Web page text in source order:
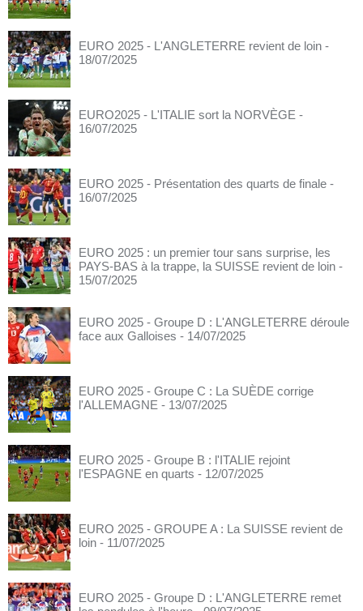
EURO 2025 - L'ANGLETERRE revient de loin -
18/07/2025
EURO2025 - L'ITALIE sort la NORVÈGE -
16/07/2025
EURO 2025 - Présentation des quarts de finale -
16/07/2025
EURO 2025 : un premier tour sans surprise, les
PAYS-BAS à la trappe, la SUISSE revient de loin -
15/07/2025
EURO 2025 - Groupe D : L'ANGLETERRE déroule
face aux Galloises - 14/07/2025
EURO 2025 - Groupe C : La SUÈDE corrige
l'ALLEMAGNE - 13/07/2025
EURO 2025 - Groupe B : l'ITALIE rejoint
l'ESPAGNE en quarts - 12/07/2025
EURO 2025 - GROUPE A : La SUISSE revient de
loin - 11/07/2025
EURO 2025 - Groupe D : L'ANGLETERRE remet